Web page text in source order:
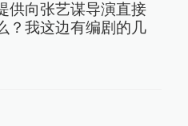
供向张艺谋导演直接
？我这边有编剧的几